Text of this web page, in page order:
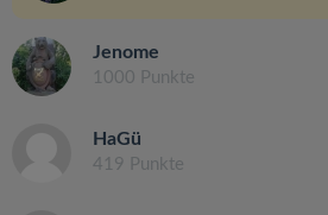
Jenome
1000 Punkte
HaGü
419 Punkte